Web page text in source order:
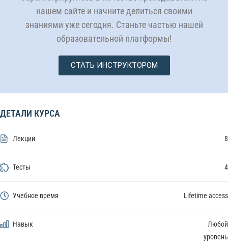
нашем сайте и начните делиться своими
знаниями уже сегодня. Станьте частью нашей
образовательной платформы!
СТАТЬ ИНСТРУКТОРОМ
ДЕТАЛИ КУРСА
Лекции 8
Тесты 4
Учебное время Lifetime access
Навык
Любой
уровень